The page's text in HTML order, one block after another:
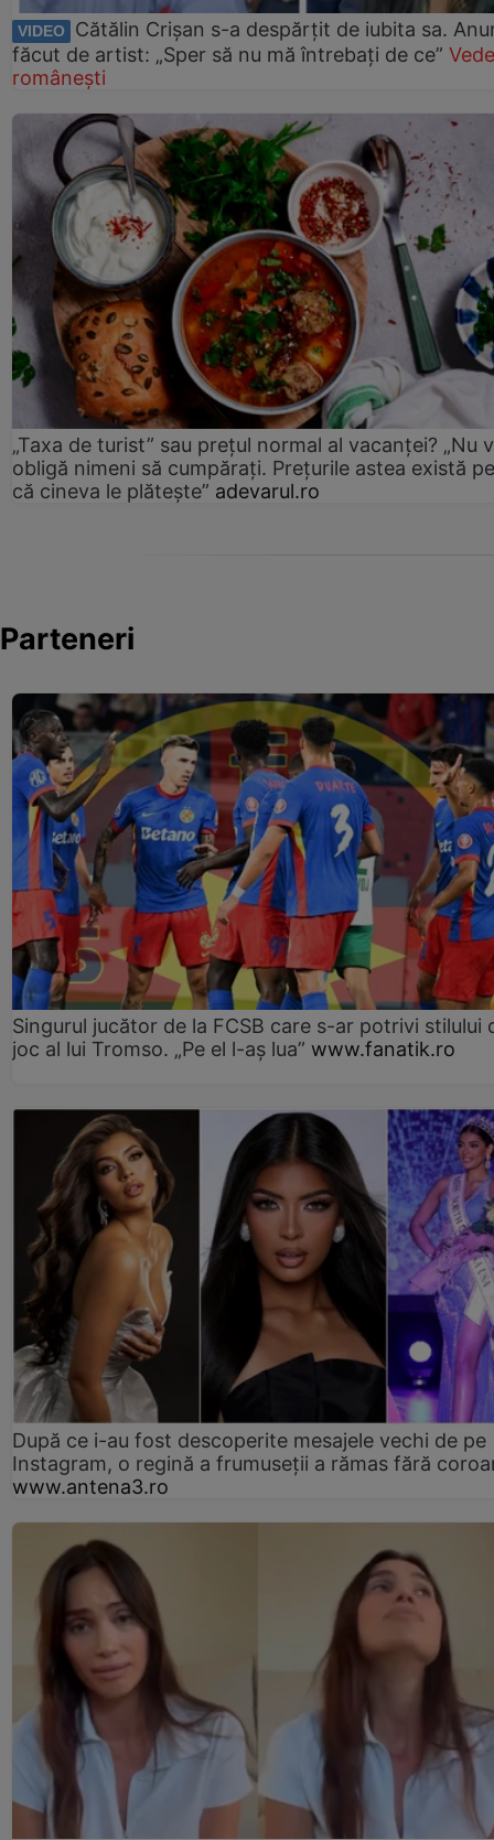
VIDEO
Cătălin Crișan s-a despărțit de iubita sa.
făcut de artist: „Sper să nu mă întrebați de ce”
românești
„Taxa de turist” sau prețul normal al vacanței? „Nu
obligă nimeni să cumpărați. Prețurile astea există
că cineva le plătește” adevarul.ro
Parteneri
Singurul jucător de la FCSB care s-ar potrivi stilului
joc al lui Tromso. „Pe el l-aș lua” www.fanatik.ro
După ce i-au fost descoperite mesajele vechi de pe
Instagram, o regină a frumuseții a rămas fără
www.antena3.ro